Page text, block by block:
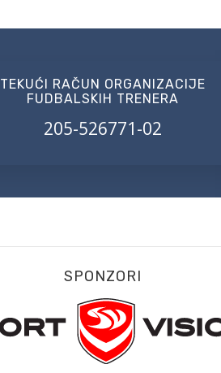
TEKUĆI RAČUN ORGANIZACIJE
FUDBALSKIH TRENERA
205-526771-02
SPONZORI